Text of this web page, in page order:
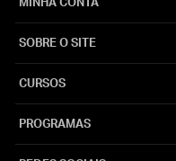
MINHA CONTA
SOBRE O SITE
CURSOS
PROGRAMAS